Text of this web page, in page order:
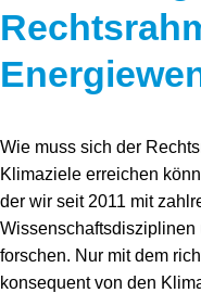
Wie muss sich der
Klimaziele erreichen
der wir seit 2011 mit
forschen. Nur mit dem
konsequent von den